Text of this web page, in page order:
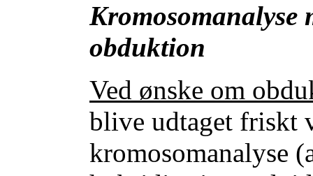
Kromosomanalyse
obduktion
Ved ønske om
blive udtaget friskt
kromosomanalyse